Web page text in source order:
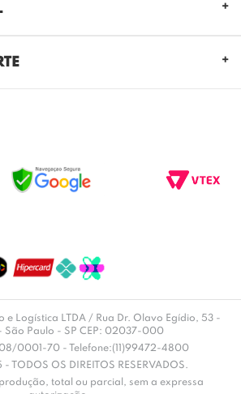
e Logística LTDA / Rua Dr. Olavo Egídio, 53 -
São Paulo - SP CEP: 02037-000
0001-70 - Telefone:(11)99472-4800
TODOS OS DIREITOS RESERVADOS.
total ou parcial, sem a expressa